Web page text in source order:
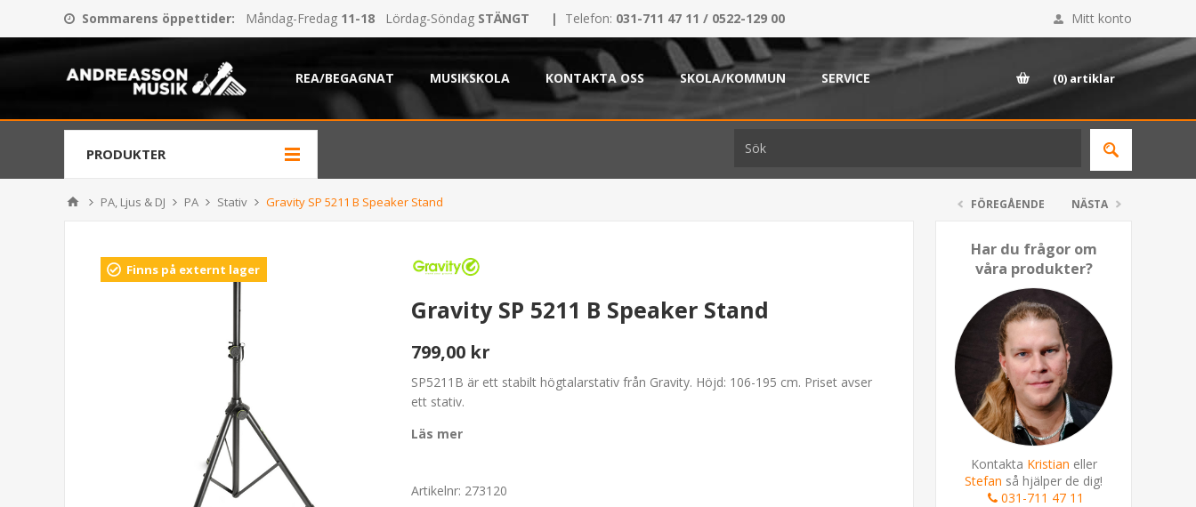
Sommarens öppettider: Måndag-Fredag 11-18 Lördag-Söndag STÄNGT | Telefon: 031-711 47 11 / 0522-129 00 Mitt konto
REA/BEGAGNAT MUSIKSKOLA KONTAKTA OSS SKOLA/KOMMUN SERVICE (0) artiklar
PRODUKTER
PA, Ljus & DJ PA Stativ Gravity SP 5211 B Speaker Stand FÖREGÅENDE NÄSTA
Har du frågor om
våra produkter?
Kontakta Kristian eller
Stefan så hjälper de dig!
031-711 47 11
Finns på externt lager
Gravity SP 5211 B Speaker Stand
799,00 kr
SP5211B är ett stabilt högtalarstativ från Gravity. Höjd: 106-195 cm. Priset avser
ett stativ.
Läs mer
Artikelnr: 273120